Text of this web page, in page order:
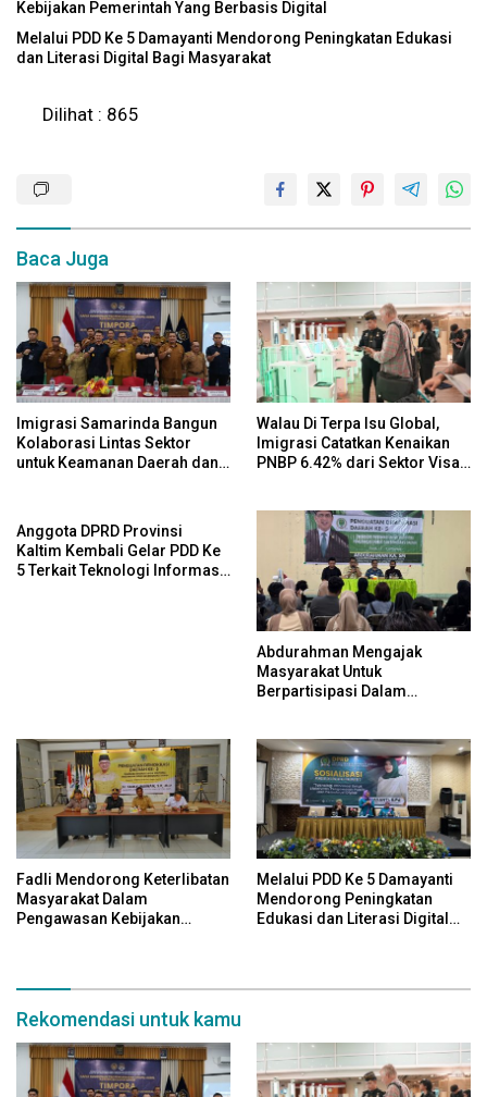
Kebijakan Pemerintah Yang Berbasis Digital
Melalui PDD Ke 5 Damayanti Mendorong Peningkatan Edukasi
dan Literasi Digital Bagi Masyarakat
Dilihat : 865
Baca Juga
Imigrasi Samarinda Bangun
Kolaborasi Lintas Sektor
untuk Keamanan Daerah dan
Walau Di Terpa Isu Global,
Imigrasi Catatkan Kenaikan
PNBP 6.42% dari Sektor Visa
Anggota DPRD Provinsi
Kaltim Kembali Gelar PDD Ke
5 Terkait Teknologi Informasi
Abdurahman Mengajak
Masyarakat Untuk
Berpartisipasi Dalam
Platform Digital
Fadli Mendorong Keterlibatan
Masyarakat Dalam
Pengawasan Kebijakan
Melalui PDD Ke 5 Damayanti
Mendorong Peningkatan
Edukasi dan Literasi Digital
Rekomendasi untuk kamu